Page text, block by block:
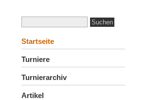
Startseite
Turniere
Turnierarchiv
Artikel